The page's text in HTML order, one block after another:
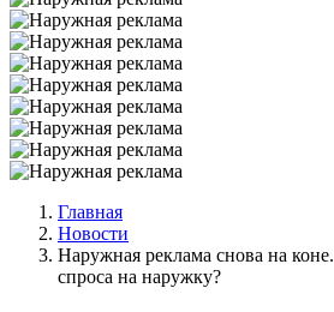
Главная
Новости
Наружная реклама снова на
спроса на наружку?